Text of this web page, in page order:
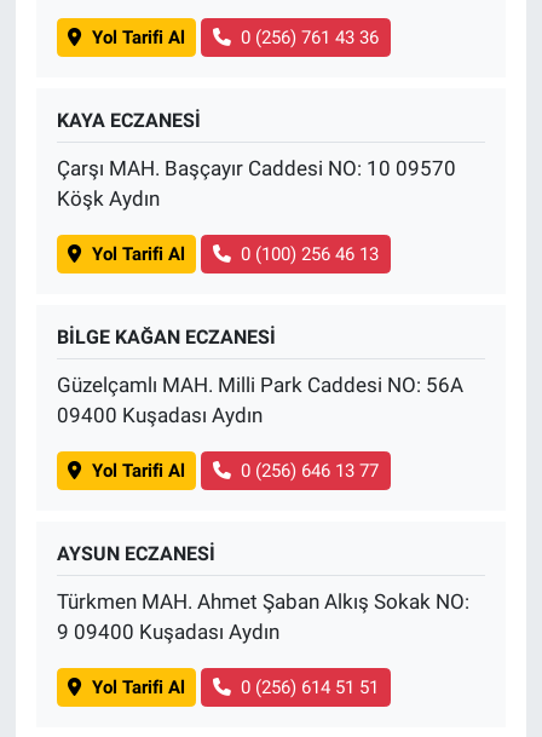
Yol Tarifi Al 0 (256) 761 43 36
KAYA ECZANESİ
Çarşı MAH. Başçayır Caddesi NO: 10 09570
Köşk Aydın
Yol Tarifi Al 0 (100) 256 46 13
BİLGE KAĞAN ECZANESİ
Güzelçamlı MAH. Milli Park Caddesi NO: 56A
09400 Kuşadası Aydın
Yol Tarifi Al 0 (256) 646 13 77
AYSUN ECZANESİ
Türkmen MAH. Ahmet Şaban Alkış Sokak NO:
9 09400 Kuşadası Aydın
Yol Tarifi Al 0 (256) 614 51 51